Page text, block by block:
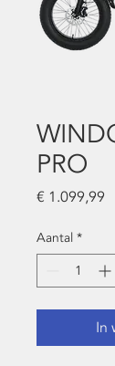
PRO
€ 1.099,99
Aantal *
In